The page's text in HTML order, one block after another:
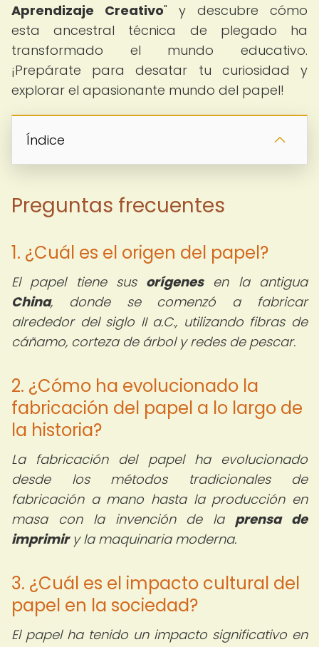
Aprendizaje Creativo" y descubre cómo
esta ancestral técnica de plegado ha
transformado el mundo educativo.
¡Prepárate para desatar tu curiosidad y
explorar el apasionante mundo del papel!
Índice
Preguntas frecuentes
1. ¿Cuál es el origen del papel?
El papel tiene sus orígenesen la antigua
China, donde se comenzó a fabricar
alrededor del siglo II a.C., utilizando fibras de
cáñamo, corteza de árbol y redes de pescar.
2. ¿Cómo ha evolucionado la
fabricación del papel a lo largo de
la historia?
La fabricación del papel ha evolucionado
desde los métodos tradicionales de
fabricación a mano hasta la producción en
masa con la invención de la prensa de
imprimiry la maquinaria moderna.
3. ¿Cuál es el impacto cultural del
papel en la sociedad?
El papel ha tenido un impacto significativo en